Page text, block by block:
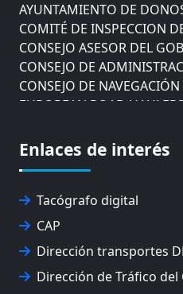
AYUNTAMIENTO DE
COMITÉ DE INSPECCION
CONSEJO ASESOR DEL
CONSEJO DE
CONSEJO DE
EUROPEAN ROAD
FEVATRANS (FEDERACIÓN
FITRANS
GIZLOGA
MONDRAGÓN
UPV/EHU
Enlaces de interés
Tacógrafo digital
CAP
Dirección transportes
Dirección de Tráfico del